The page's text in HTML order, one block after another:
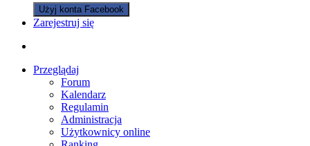
Użyj konta Facebook
Zarejestruj się
Przeglądaj
Forum
Kalendarz
Regulamin
Administracja
Użytkownicy online